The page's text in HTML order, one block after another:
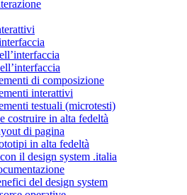
di composizione
interattivi
testuali (microtesti)
costruire in alta fedeltà
di pagina
in alta fedeltà
il design system .italia
del design system